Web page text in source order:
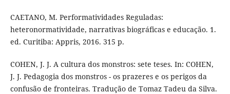
CAETANO, M. Performatividades Reguladas:
heteronormatividade, narrativas biográficas e educação. 1.
ed. Curitiba: Appris, 2016. 315 p.
COHEN, J. J. A cultura dos monstros: sete teses. In: COHEN,
J. J. Pedagogia dos monstros - os prazeres e os perigos da
confusão de fronteiras. Tradução de Tomaz Tadeu da Silva.